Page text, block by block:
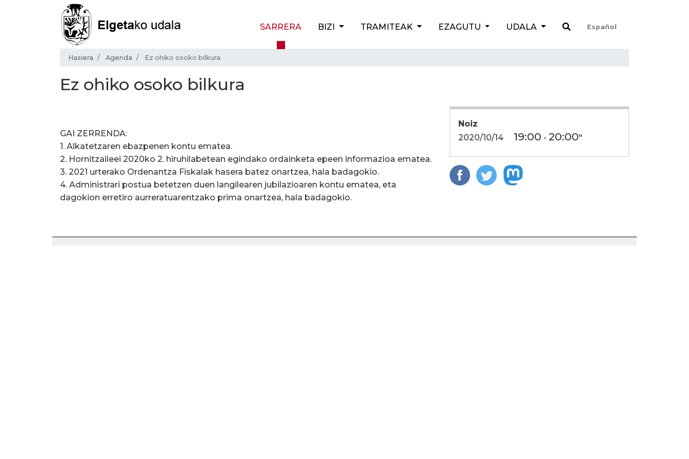
SARRERA BIZI TRAMITEAK EZAGUTU UDALA Español
Hasiera Agenda Ez ohiko osoko bilkura
Ez ohiko osoko bilkura
Noiz
2020/10/14
19:00 - 20:00"
GAI ZERRENDA:
1. Alkatetzaren ebazpenen kontu ematea.
2. Hornitzaileei 2020ko 2. hiruhilabetean egindako ordainketa epeen informazioa ematea.
3. 2021 urterako Ordenantza Fiskalak hasera batez onartzea, hala badagokio.
4. Administrari postua betetzen duen langilearen jubilazioaren kontu ematea, eta
dagokion erretiro aurreratuarentzako prima onartzea, hala badagokio.